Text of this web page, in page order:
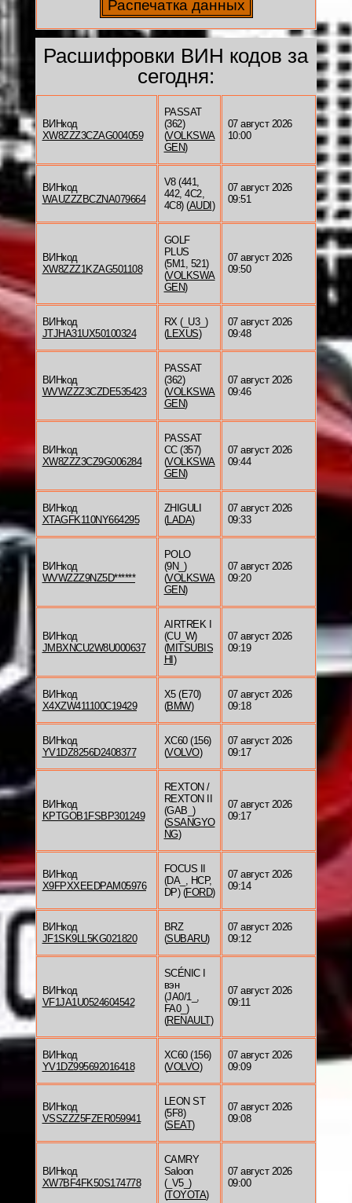
Расшифровки ВИН кодов за
сегодня:
ВИНкод
XW8ZZZ3CZAG004059
PASSAT
(362)
(VOLKSWA
GEN)
07 август 2026
10:00
ВИНкод
WAUZZZBCZNA079664
V8 (441,
442, 4C2,
4C8) (AUDI)
07 август 2026
09:51
ВИНкод
XW8ZZZ1KZAG501108
GOLF
PLUS
(5M1, 521)
(VOLKSWA
GEN)
07 август 2026
09:50
ВИНкод
JTJHA31UX50100324
RX (_U3_)
(LEXUS)
07 август 2026
09:48
ВИНкод
WVWZZZ3CZDE535423
PASSAT
(362)
(VOLKSWA
GEN)
07 август 2026
09:46
ВИНкод
XW8ZZZ3CZ9G006284
PASSAT
CC (357)
(VOLKSWA
GEN)
07 август 2026
09:44
ВИНкод
XTAGFK110NY664295
ZHIGULI
(LADA)
07 август 2026
09:33
ВИНкод
WVWZZZ9NZ5D******
POLO
(9N_)
(VOLKSWA
GEN)
07 август 2026
09:20
ВИНкод
JMBXNCU2W8U000637
AIRTREK I
(CU_W)
(MITSUBIS
HI)
07 август 2026
09:19
ВИНкод
X4XZW411100C19429
X5 (E70)
(BMW)
07 август 2026
09:18
ВИНкод
YV1DZ8256D2408377
XC60 (156)
(VOLVO)
07 август 2026
09:17
ВИНкод
KPTGOB1FSBP301249
REXTON /
REXTON II
(GAB_)
(SSANGYO
NG)
07 август 2026
09:17
ВИНкод
X9FPXXEEDPAM05976
FOCUS II
(DA_, HCP,
DP) (FORD)
07 август 2026
09:14
ВИНкод
JF1SK9LL5KG021820
BRZ
(SUBARU)
07 август 2026
09:12
ВИНкод
VF1JA1U0524604542
SCÉNIC I
вэн
(JA0/1_,
FA0_)
(RENAULT)
07 август 2026
09:11
ВИНкод
YV1DZ995692016418
XC60 (156)
(VOLVO)
07 август 2026
09:09
ВИНкод
VSSZZZ5FZER059941
LEON ST
(5F8)
(SEAT)
07 август 2026
09:08
ВИНкод
XW7BF4FK50S174778
CAMRY
Saloon
(_V5_)
(TOYOTA)
07 август 2026
09:00